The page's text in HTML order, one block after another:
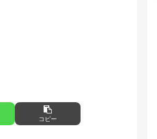
コピー